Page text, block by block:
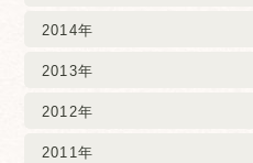
2014年
2013年
2012年
2011年